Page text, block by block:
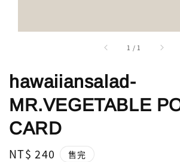
1 / 1
hawaiiansalad-
MR.VEGETABLE
CARD
Regular
NT$ 240 售完